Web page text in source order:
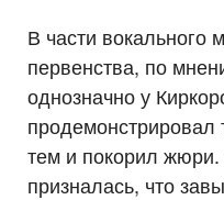
В части вокального
первенства, по
однозначно у
тем и покорил жюри.
призналась, что